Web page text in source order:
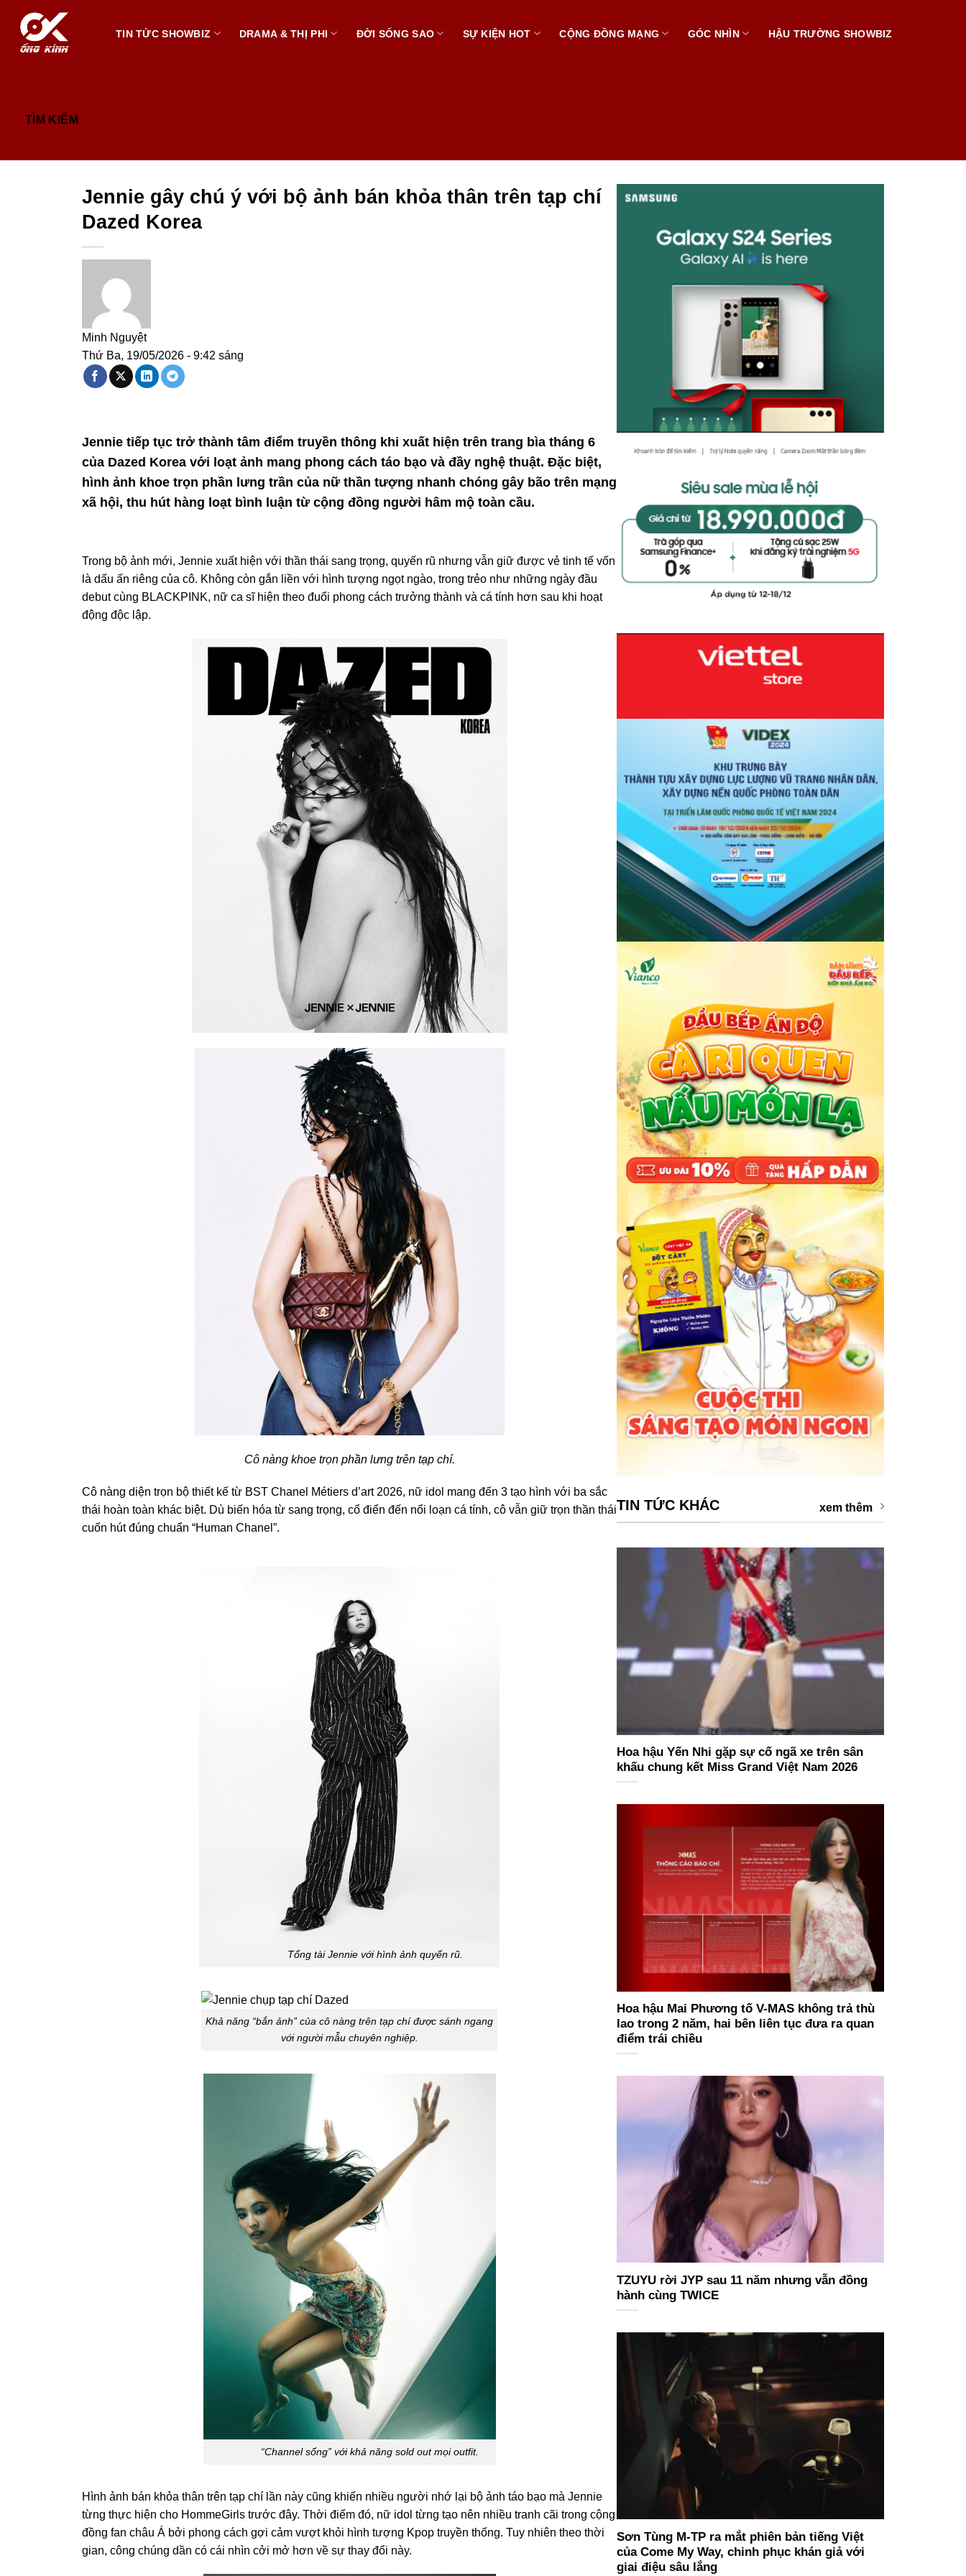
TIN TỨC SHOWBIZ DRAMA & THỊ PHI ĐỜI SỐNG SAO SỰ KIỆN HOT CỘNG ĐỒNG MẠNG GÓC NHÌN HẬU TRƯỜNG SHOWBIZ
TÌM KIẾM
Jennie gây chú ý với bộ ảnh bán khỏa thân trên tạp chí
Dazed Korea
Minh Nguyệt
Thứ Ba, 19/05/2026 - 9:42 sáng
Jennie tiếp tục trở thành tâm điểm truyền thông khi xuất hiện trên trang bìa tháng 6
của Dazed Korea với loạt ảnh mang phong cách táo bạo và đầy nghệ thuật. Đặc biệt,
hình ảnh khoe trọn phần lưng trần của nữ thần tượng nhanh chóng gây bão trên mạng
xã hội, thu hút hàng loạt bình luận từ cộng đồng người hâm mộ toàn cầu.
Trong bộ ảnh mới, Jennie xuất hiện với thần thái sang trọng, quyến rũ nhưng vẫn giữ được vẻ tinh tế vốn
là dấu ấn riêng của cô. Không còn gắn liền với hình tượng ngọt ngào, trong trẻo như những ngày đầu
debut cùng BLACKPINK, nữ ca sĩ hiện theo đuổi phong cách trưởng thành và cá tính hơn sau khi hoạt
động độc lập.
Cô nàng khoe trọn phần lưng trên tạp chí.
Cô nàng diện trọn bộ thiết kế từ BST Chanel Métiers d’art 2026, nữ idol mang đến 3 tạo hình với ba sắc
thái hoàn toàn khác biệt. Dù biến hóa từ sang trọng, cổ điển đến nổi loạn cá tính, cô vẫn giữ trọn thần thái
cuốn hút đúng chuẩn “Human Chanel”.
Tổng tài Jennie với hình ảnh quyến rũ.
Khả năng “bắn ảnh” của cô nàng trên tạp chí được sánh ngang
với người mẫu chuyên nghiệp.
“Channel sống” với khả năng sold out mọi outfit.
Hình ảnh bán khỏa thân trên tạp chí lần này cũng khiến nhiều người nhớ lại bộ ảnh táo bạo mà Jennie
từng thực hiện cho HommeGirls trước đây. Thời điểm đó, nữ idol từng tạo nên nhiều tranh cãi trong cộng
đồng fan châu Á bởi phong cách gợi cảm vượt khỏi hình tượng Kpop truyền thống. Tuy nhiên theo thời
gian, công chúng dần có cái nhìn cởi mở hơn về sự thay đổi này.
TIN TỨC KHÁC xem thêm
Hoa hậu Yến Nhi gặp sự cố ngã xe trên sân
khấu chung kết Miss Grand Việt Nam 2026
Hoa hậu Mai Phương tố V-MAS không trả thù
lao trong 2 năm, hai bên liên tục đưa ra quan
điểm trái chiều
TZUYU rời JYP sau 11 năm nhưng vẫn đồng
hành cùng TWICE
Sơn Tùng M-TP ra mắt phiên bản tiếng Việt
của Come My Way, chinh phục khán giả với
giai điệu sâu lắng